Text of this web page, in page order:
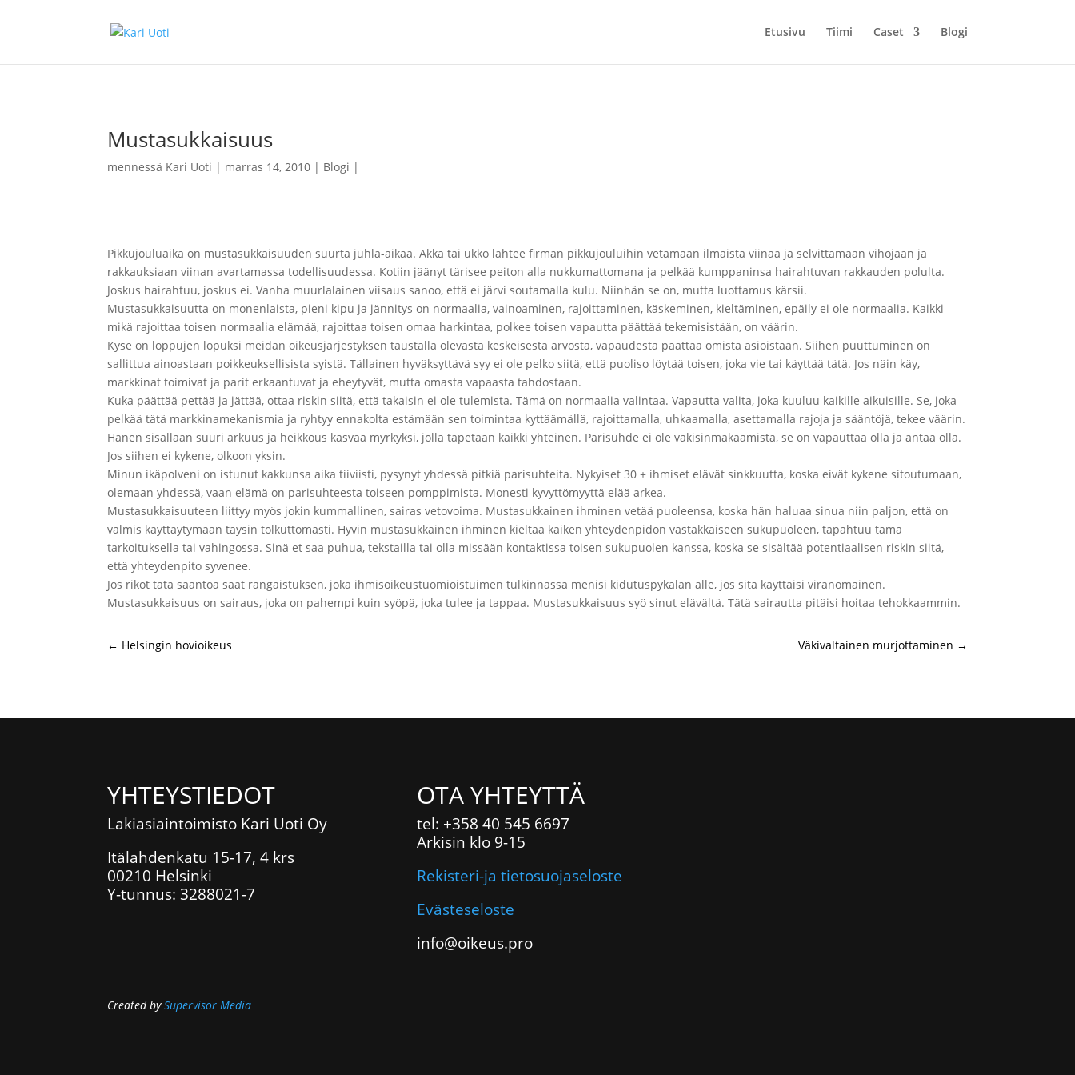
Etusivu Tiimi Caset Blogi
Mustasukkaisuus
mennessä Kari Uoti marras 14, 2010 Blogi
Pikkujouluaika on mustasukkaisuuden suurta juhla-aikaa. Akka tai ukko lähtee firman pikkujouluihin vetämään ilmaista viinaa ja selvittämään vihojaan ja
rakkauksiaan viinan avartamassa todellisuudessa. Kotiin jäänyt tärisee peiton alla nukkumattomana ja pelkää kumppaninsa hairahtuvan rakkauden polulta.
Joskus hairahtuu, joskus ei. Vanha muurlalainen viisaus sanoo, että ei järvi soutamalla kulu. Niinhän se on, mutta luottamus kärsii.
Mustasukkaisuutta on monenlaista, pieni kipu ja jännitys on normaalia, vainoaminen, rajoittaminen, käskeminen, kieltäminen, epäily ei ole normaalia. Kaikki
mikä rajoittaa toisen normaalia elämää, rajoittaa toisen omaa harkintaa, polkee toisen vapautta päättää tekemisistään, on väärin.
Kyse on loppujen lopuksi meidän oikeusjärjestyksen taustalla olevasta keskeisestä arvosta, vapaudesta päättää omista asioistaan. Siihen puuttuminen on
sallittua ainoastaan poikkeuksellisista syistä. Tällainen hyväksyttävä syy ei ole pelko siitä, että puoliso löytää toisen, joka vie tai käyttää tätä. Jos näin käy,
markkinat toimivat ja parit erkaantuvat ja eheytyvät, mutta omasta vapaasta tahdostaan.
Kuka päättää pettää ja jättää, ottaa riskin siitä, että takaisin ei ole tulemista. Tämä on normaalia valintaa. Vapautta valita, joka kuuluu kaikille aikuisille. Se, joka
pelkää tätä markkinamekanismia ja ryhtyy ennakolta estämään sen toimintaa kyttäämällä, rajoittamalla, uhkaamalla, asettamalla rajoja ja sääntöjä, tekee väärin.
Hänen sisällään suuri arkuus ja heikkous kasvaa myrkyksi, jolla tapetaan kaikki yhteinen. Parisuhde ei ole väkisinmakaamista, se on vapauttaa olla ja antaa olla.
Jos siihen ei kykene, olkoon yksin.
Minun ikäpolveni on istunut kakkunsa aika tiiviisti, pysynyt yhdessä pitkiä parisuhteita. Nykyiset 30 + ihmiset elävät sinkkuutta, koska eivät kykene sitoutumaan,
olemaan yhdessä, vaan elämä on parisuhteesta toiseen pomppimista. Monesti kyvyttömyyttä elää arkea.
Mustasukkaisuuteen liittyy myös jokin kummallinen, sairas vetovoima. Mustasukkainen ihminen vetää puoleensa, koska hän haluaa sinua niin paljon, että on
valmis käyttäytymään täysin tolkuttomasti. Hyvin mustasukkainen ihminen kieltää kaiken yhteydenpidon vastakkaiseen sukupuoleen, tapahtuu tämä
tarkoituksella tai vahingossa. Sinä et saa puhua, tekstailla tai olla missään kontaktissa toisen sukupuolen kanssa, koska se sisältää potentiaalisen riskin siitä,
että yhteydenpito syvenee.
Jos rikot tätä sääntöä saat rangaistuksen, joka ihmisoikeustuomioistuimen tulkinnassa menisi kidutuspykälän alle, jos sitä käyttäisi viranomainen.
Mustasukkaisuus on sairaus, joka on pahempi kuin syöpä, joka tulee ja tappaa. Mustasukkaisuus syö sinut elävältä. Tätä sairautta pitäisi hoitaa tehokkaammin.
← Helsingin hovioikeus Väkivaltainen murjottaminen →
YHTEYSTIEDOT
Lakiasiaintoimisto Kari Uoti Oy
Itälahdenkatu 15-17, 4 krs
00210 Helsinki
Y-tunnus: 3288021-7
OTA YHTEYTTÄ
tel: +358 40 545 6697
Arkisin klo 9-15
Rekisteri-ja tietosuojaseloste
Evästeseloste
info@oikeus.pro
Created bySupervisor Media